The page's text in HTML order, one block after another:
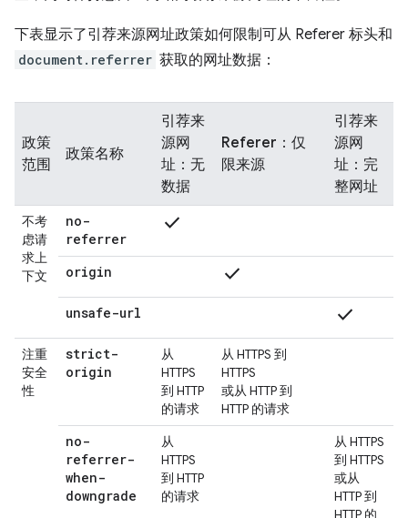
下表显示了引荐来源网址政策如何限制可从 Referer 标头和
document.referrer 获取的网址数据：
政策
范围
政策名称
引荐来
源网
址：无
数据
Referer：仅
限来源
引荐来
源网
址：完
整网址
不考
虑请
求上
下文
no-
referrer
check
origin check
unsafe-url check
注重
安全
性
strict-
origin
从
HTTPS
到 HTTP
的请求
从 HTTPS 到
HTTPS
或从 HTTP 到
HTTP 的请求
no-
referrer-
when-
downgrade
从
HTTPS
到 HTTP
的请求
从 HTTPS
到 HTTPS
或从
HTTP 到
HTTP 的